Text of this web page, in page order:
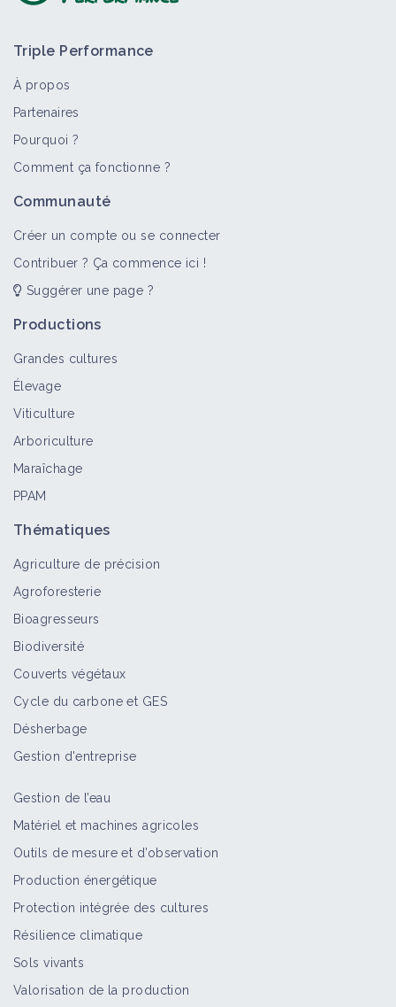
Triple Performance
À propos
Partenaires
Pourquoi ?
Comment ça fonctionne ?
Communauté
Créer un compte ou se connecter
Contribuer ? Ça commence ici !
Suggérer une page ?
Productions
Grandes cultures
Élevage
Viticulture
Arboriculture
Maraîchage
PPAM
Thématiques
Agriculture de précision
Agroforesterie
Bioagresseurs
Biodiversité
Couverts végétaux
Cycle du carbone et GES
Désherbage
Gestion d'entreprise
Gestion de l’eau
Matériel et machines agricoles
Outils de mesure et d’observation
Production énergétique
Protection intégrée des cultures
Résilience climatique
Sols vivants
Valorisation de la production